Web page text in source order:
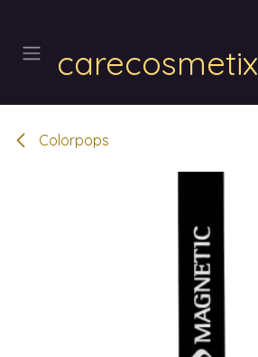
carecosmetix
Colorpops